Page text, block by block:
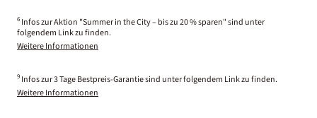
6 Infos zur Aktion "Summer in the City – bis zu 20 % sparen" sind unter
folgendem Link zu finden.
Weitere Informationen
9 Infos zur 3 Tage Bestpreis-Garantie sind unter folgendem Link zu finden.
Weitere Informationen